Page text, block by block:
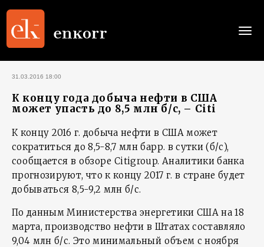
31.03.2016 18:00
К концу года добыча нефти в США
может упасть до 8,5 млн б/с, – Citi
К концу 2016 г. добыча нефти в США может
сократиться до 8,5-8,7 млн барр. в сутки (б/с),
сообщается в обзоре Citigroup. Аналитики банка
прогнозируют, что к концу 2017 г. в стране будет
добываться 8,5-9,2 млн б/с.
По данным Министерства энергетики США на 18
марта, производство нефти в Штатах составляло
9,04 млн б/с. Это минимальный объем с ноября